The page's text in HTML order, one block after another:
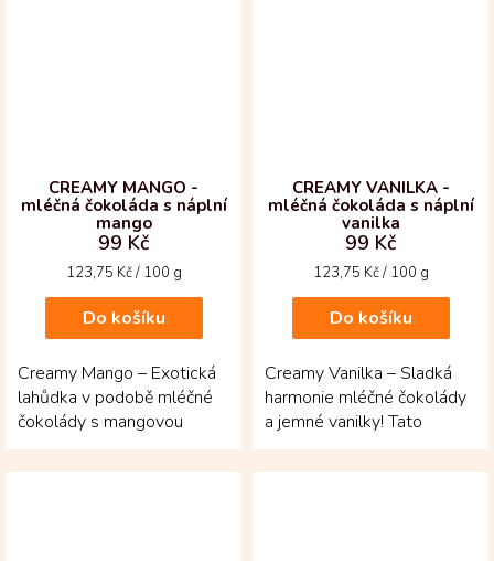
CREAMY MANGO -
mléčná čokoláda s náplní
mango
99 Kč
Měrná
123,75 Kč / 100 g
Do košíku
Creamy Mango – Exotická
lahůdka v podobě mléčné
čokolády s mangovou
náplní! Mléčná 35%
čokoláda z kolumbijských...
CREAMY VANILKA -
mléčná čokoláda s náplní
vanilka
99 Kč
Měrná
123,75 Kč / 100 g
Do košíku
Creamy Vanilka – Sladká
harmonie mléčné čokolády
a jemné vanilky! Tato
mléčná čokoláda se spojuje
s krémovou...